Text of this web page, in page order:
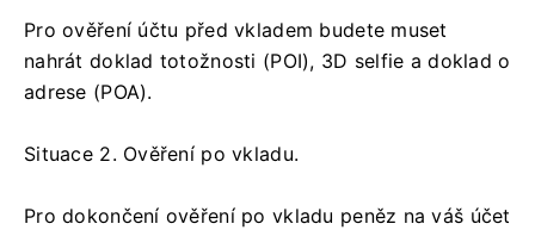
Pro ověření účtu před vkladem budete muset
nahrát doklad totožnosti (POI), 3D selfie a doklad o
adrese (POA).
Situace 2. Ověření po vkladu.
Pro dokončení ověření po vkladu peněz na váš účet